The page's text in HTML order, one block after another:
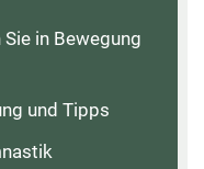
in Bewegung
und Tipps